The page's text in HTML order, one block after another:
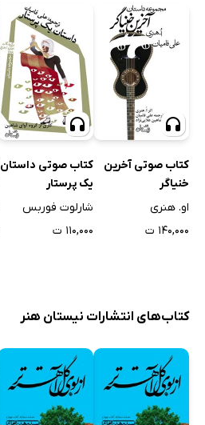
کتاب صوتی آخرین
خنیاگر
او. هنری
۱۴۰,۰۰۰ ت
کتاب صوتی داستان
یک پرستار
شارلوت فوربس
۱۱۰,۰۰۰ ت
کتاب‌های انتشارات نیستان هنر